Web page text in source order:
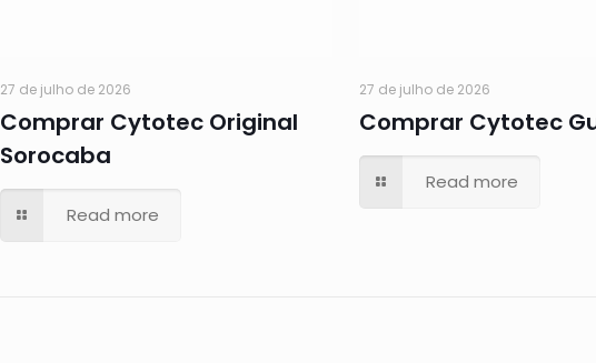
27 de julho de 2026
Comprar Cytotec Original
Sorocaba
Read more
27 de julho de 2026
Comprar Cytotec
Read more